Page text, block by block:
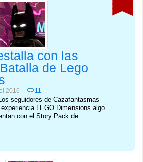
con las
de Lego
2016 - 11
seguidores de Cazafantasmas
LEGO Dimensions algo
con el Story Pack de